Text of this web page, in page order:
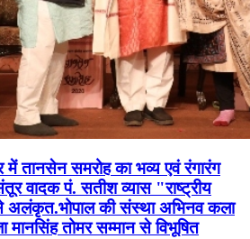
में तानसेन समरोह का भव्य एवं रंगारंग
वादक पं. सतीश व्यास "राष्ट्रीय
अलंकृत.भोपाल की संस्था अभिनव कला
मानसिंह तोमर सम्मान से विभूषित